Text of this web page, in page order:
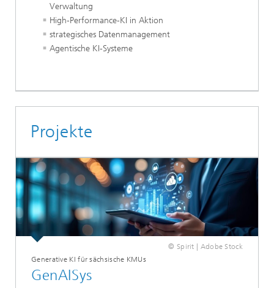
Verwaltung
High-Performance-KI in Aktion
strategisches Datenmanagement
Agentische KI-Systeme
Projekte
© Spirit | Adobe Stock
Generative KI für sächsische KMUs
GenAISys